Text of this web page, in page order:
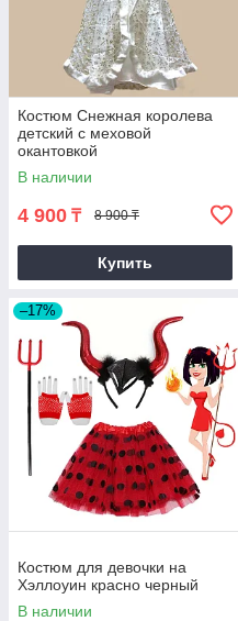
Костюм Снежная королева
детский с меховой
окантовкой
В наличии
4 900 ₸ 8 900 ₸
Купить
–17%
Костюм для девочки на
Хэллоуин красно черный
В наличии